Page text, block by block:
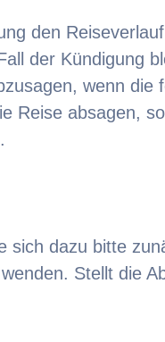
den
der Kündigung
wenn die
Reise absagen,
sich dazu bitte
Stellt die